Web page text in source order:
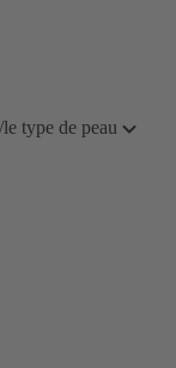
type de peau